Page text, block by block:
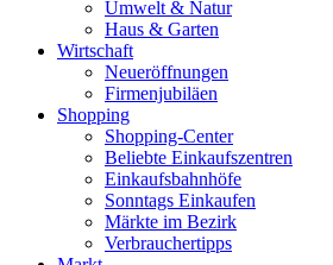
Umwelt & Natur
Haus & Garten
Wirtschaft
Neueröffnungen
Firmenjubiläen
Shopping
Shopping-Center
Beliebte Einkaufszentren
Einkaufsbahnhöfe
Sonntags Einkaufen
Märkte im Bezirk
Verbrauchertipps